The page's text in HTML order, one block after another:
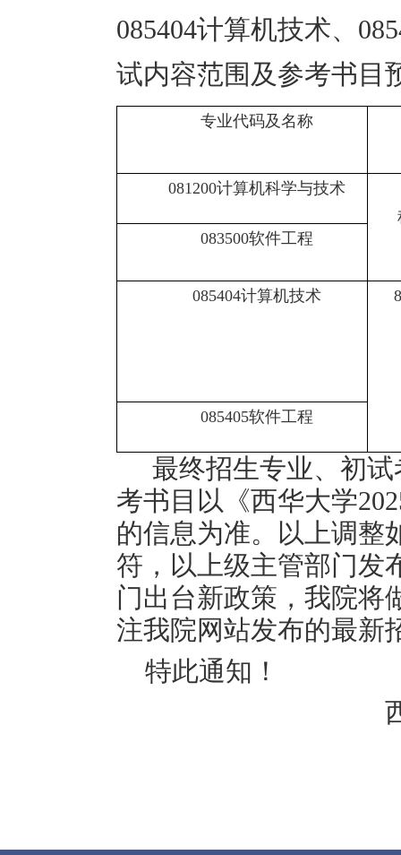
085404计算机技术、
试内容范围及参考书目
专业代码及名称
081200计算机科学与技术
083500软件工程
085404计算机技术
085405软件工程
最终招生专业、初
考书目以《西华大学
的信息为准。以上调整
符，以上级主管部门发
门出台新政策，我院将
注我院网站发布的最新
特此通知！